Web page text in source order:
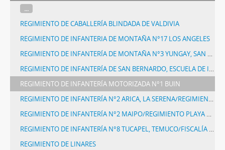
...
REGIMIENTO DE CABALLERÍA BLINDADA DE VALDIVIA
REGIMIENTO DE INFANTERIA DE MONTAÑA N°17 LOS ANGELES
REGIMIENTO DE INFANTERÍA DE MONTAÑA N°3 YUNGAY, SAN FELIPE
REGIMIENTO DE INFANTERÍA DE SAN BERNARDO, ESCUELA DE INFANTERÍA/CUARTEL N° 2 CERRO CHENA
REGIMIENTO DE INFANTERÍA MOTORIZADA N°1 BUIN
REGIMIENTO DE INFANTERÍA N°2 ARICA, LA SERENA/REGIMIENTO N°21, ARICA/ACTUAL REGIMIENTO DE INFANTERÍA N°21, COQUIMBO
REGIMIENTO DE INFANTERÍA N°2 MAIPO/REGIMIENTO PLAYA ANCHA/FISCALÍA MILITAR
REGIMIENTO DE INFANTERÍA N°8 TUCAPEL, TEMUCO/FISCALÍA MILITAR Y DE CARABINEROS
REGIMIENTO DE LINARES